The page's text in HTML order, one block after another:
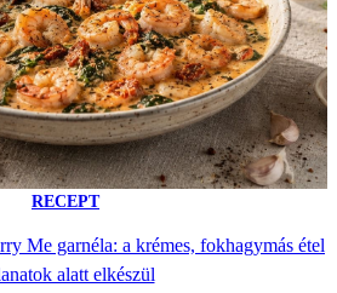
RECEPT
Me garnéla: a krémes, fokhagymás étel
alatt elkészül